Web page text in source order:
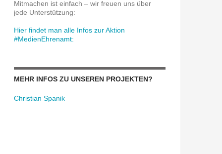
Mitmachen ist einfach – wir freuen uns über
jede Unterstützung:
Hier findet man alle Infos zur Aktion
#MedienEhrenamt:
MEHR INFOS ZU UNSEREN PROJEKTEN?
Christian Spanik